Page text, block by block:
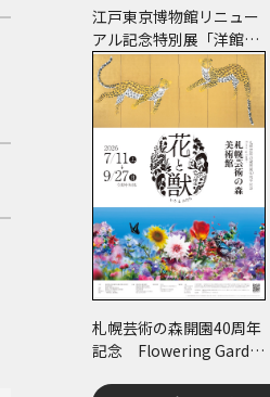
江戸東京博物館リニュー
アル記念特別展「洋館
明治の夢と挑戦」
札幌芸術の森開園40周年
記念 Flowering Garde